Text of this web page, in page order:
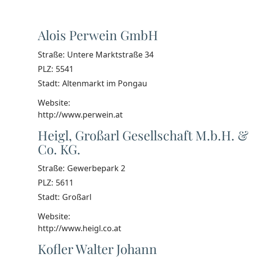
Alois Perwein GmbH
Straße: Untere Marktstraße 34
PLZ: 5541
Stadt: Altenmarkt im Pongau
Website:
http://www.perwein.at
Heigl, Großarl Gesellschaft M.b.H. &
Co. KG.
Straße: Gewerbepark 2
PLZ: 5611
Stadt: Großarl
Website:
http://www.heigl.co.at
Kofler Walter Johann